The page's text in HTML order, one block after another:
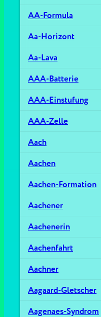
AA-Formula
Aa-Horizont
Aa-Lava
AAA-Batterie
AAA-Einstufung
AAA-Zelle
Aach
Aachen
Aachen-Formation
Aachener
Aachenerin
Aachenfahrt
Aachner
Aagaard-Gletscher
Aagenaes-Syndrom